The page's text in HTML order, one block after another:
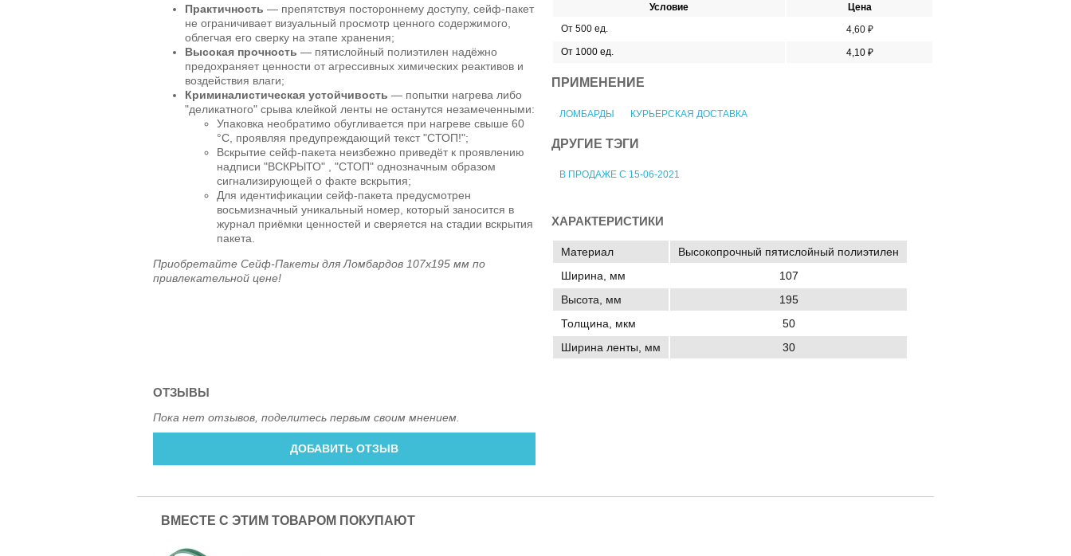
Условие
Цена
От 500 ед.
4,60 ₽
От 1000 ед.
4,10 ₽
ПРИМЕНЕНИЕ
ЛОМБАРДЫ КУРЬЕРСКАЯ ДОСТАВКА
ДРУГИЕ ТЭГИ
В ПРОДАЖЕ С 15-06-2021
Практичность — препятствуя постороннему доступу, сейф-пакет
не ограничивает визуальный просмотр ценного содержимого,
облегчая его сверку на этапе хранения;
Высокая прочность — пятислойный полиэтилен надёжно
предохраняет ценности от агрессивных химических реактивов и
воздействия влаги;
Криминалистическая устойчивость — попытки нагрева либо
"деликатного" срыва клейкой ленты не останутся незамеченными:
Упаковка необратимо обугливается при нагреве свыше 60
°C, проявляя предупреждающий текст "СТОП!";
Вскрытие сейф-пакета неизбежно приведёт к проявлению
надписи "ВСКРЫТО" , "СТОП" однозначным образом
сигнализирующей о факте вскрытия;
Для идентификации сейф-пакета предусмотрен
восьмизначный уникальный номер, который заносится в
журнал приёмки ценностей и сверяется на стадии вскрытия
пакета.
Приобретайте Сейф-Пакеты для Ломбардов 107x195 мм по
привлекательной цене!
ХАРАКТЕРИСТИКИ
Материал
Высокопрочный пятислойный полиэтилен
Ширина, мм
107
Высота, мм
195
Толщина, мкм
50
Ширина ленты, мм
30
ОТЗЫВЫ
Пока нет отзывов, поделитесь первым своим мнением.
ДОБАВИТЬ ОТЗЫВ
ВМЕСТЕ С ЭТИМ ТОВАРОМ ПОКУПАЮТ